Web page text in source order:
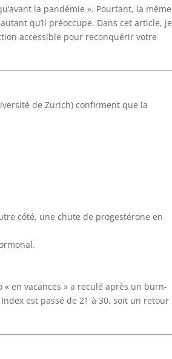
la pandémie ». Pourtant, la même
qu’il préoccupe. Dans cet article, je
accessible pour reconquérir votre
de Zurich) confirment que la
côté, une chute de progestérone en
« en vacances » a reculé après un burn-
est passé de 21 à 30, soit un retour